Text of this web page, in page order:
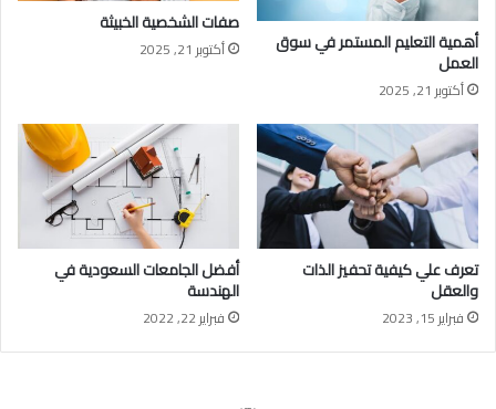
أهمية التعليم المستمر في سوق
العمل
أكتوبر 21, 2025
صفات الشخصية الخبيثة
أكتوبر 21, 2025
تعرف علي كيفية تحفيز الذات
والعقل
فبراير 15, 2023
أفضل الجامعات السعودية في
الهندسة
فبراير 22, 2022